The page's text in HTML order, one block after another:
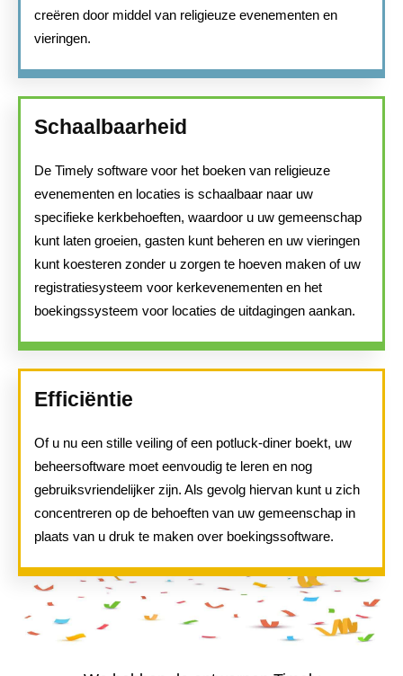
creëren door middel van religieuze evenementen en
vieringen.
Schaalbaarheid
De Timely software voor het boeken van religieuze
evenementen en locaties is schaalbaar naar uw
specifieke kerkbehoeften, waardoor u uw gemeenschap
kunt laten groeien, gasten kunt beheren en uw vieringen
kunt koesteren zonder u zorgen te hoeven maken of uw
registratiesysteem voor kerkevenementen en het
boekingssysteem voor locaties de uitdagingen aankan.
Efficiëntie
Of u nu een stille veiling of een potluck-diner boekt, uw
beheersoftware moet eenvoudig te leren en nog
gebruiksvriendelijker zijn. Als gevolg hiervan kunt u zich
concentreren op de behoeften van uw gemeenschap in
plaats van u druk te maken over boekingssoftware.